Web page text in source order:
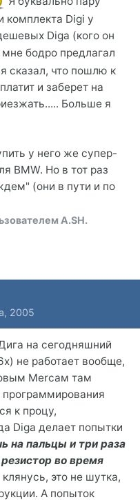
комплекта Digi у
Diga (кого он
бодро предлагал
сказал, что пошлю к
и заберет на
Больше я
у него же супер-
BMW. Но в тот раз
(они в пути и по
A.SH.
2005
на сегодняшний
не работает вообще,
Mercaм там
к процу,
Diga делает попытки
на пальцы и три раза
во время
клянусь, это не шутка,
А попыток